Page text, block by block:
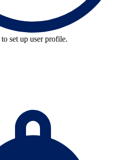
to set up user profile.